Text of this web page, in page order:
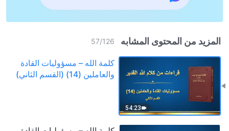
المزيد من المحتوى المشابه 57/126
54:23
كلمة الله – مسؤوليات القادة
والعاملين (14) (القسم الثاني)